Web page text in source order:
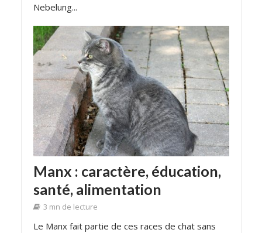
Nebelung...
Manx : caractère, éducation,
santé, alimentation
3 mn de lecture
Le Manx fait partie de ces races de chat sans